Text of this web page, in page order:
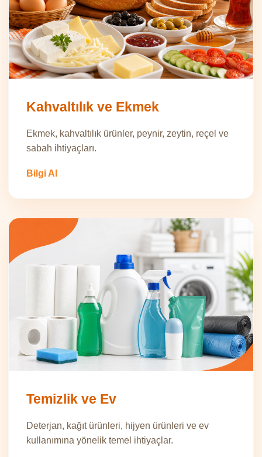
Kahvaltılık ve Ekmek
Ekmek, kahvaltılık ürünler, peynir, zeytin, reçel ve
sabah ihtiyaçları.
Bilgi Al
Temizlik ve Ev
Deterjan, kağıt ürünleri, hijyen ürünleri ve ev
kullanımına yönelik temel ihtiyaçlar.